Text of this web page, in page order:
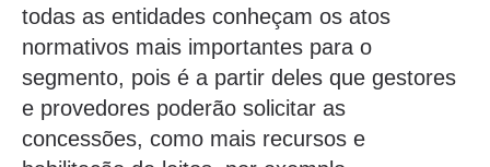
todas as entidades conheçam os atos
normativos mais importantes para o
segmento, pois é a partir deles que gestores
e provedores poderão solicitar as
concessões, como mais recursos e